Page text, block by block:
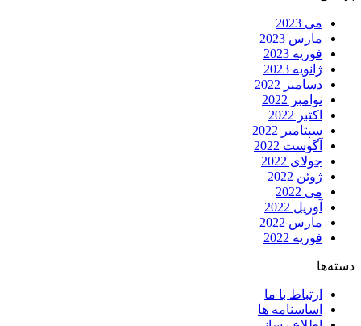
می 2023
مارس 2023
فوریه 2023
ژانویه 2023
دسامبر 2022
نوامبر 2022
اکتبر 2022
سپتامبر 2022
آگوست 2022
جولای 2022
ژوئن 2022
می 2022
آوریل 2022
مارس 2022
فوریه 2022
دسته‌ها
ارتباط با ما
اساسنامه ها